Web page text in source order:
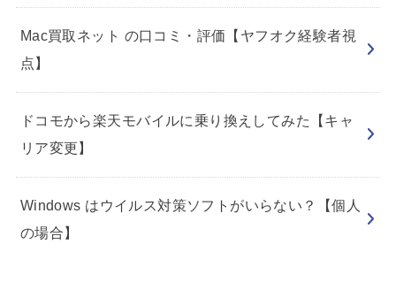
Mac買取ネット の口コミ・評価【ヤフオク経験者視
点】
ドコモから楽天モバイルに乗り換えしてみた【キャ
リア変更】
Windows はウイルス対策ソフトがいらない？【個人
の場合】